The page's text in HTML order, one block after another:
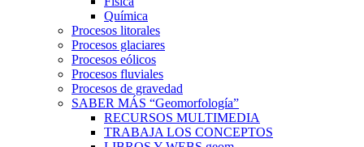
Química
Procesos litorales
Procesos glaciares
Procesos eólicos
Procesos fluviales
Procesos de gravedad
SABER MÁS “Geomorfología”
RECURSOS MULTIMEDIA
TRABAJA LOS CONCEPTOS